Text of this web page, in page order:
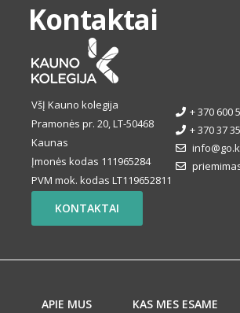
Kontaktai
VšĮ Kauno kolegija
Pramonės pr. 20, LT-50468
Kaunas
Įmonės kodas 111965284
PVM mok. kodas LT119652811
+ 370 600
+ 370 37
KONTAKTAI
APIE MUS KAS MES ESAME